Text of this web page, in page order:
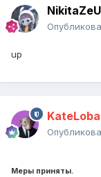
up
Меры приняты.